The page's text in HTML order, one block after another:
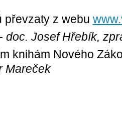
převzaty z webu
doc. Josef Hřebík,
knihám Nového
Mareček